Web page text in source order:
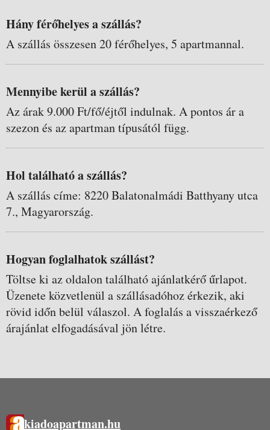
Hány férőhelyes a szállás?
A szállás összesen 20 férőhelyes, 5 apartmannal.
Mennyibe kerül a szállás?
Az árak 9.000 Ft/fő/éjtől indulnak. A pontos ár a
szezon és az apartman típusától függ.
Hol található a szállás?
A szállás címe: 8220 Balatonalmádi Batthyany utca
7., Magyarország.
Hogyan foglalhatok szállást?
Töltse ki az oldalon található ajánlatkérő űrlapot.
Üzenete közvetlenül a szállásadóhoz érkezik, aki
rövid időn belül válaszol. A foglalás a visszaérkező
árajánlat elfogadásával jön létre.
kiadoapartman.hu